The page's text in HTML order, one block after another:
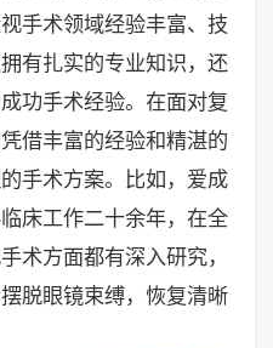
手术领域经验丰富、技
有扎实的专业知识，还
功手术经验。在面对复
借丰富的经验和精湛的
手术方案。比如，爱成
床工作二十余年，在全
术方面都有深入研究，
脱眼镜束缚，恢复清晰